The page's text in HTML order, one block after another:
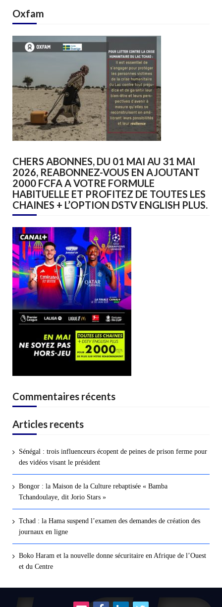
Oxfam
CHERS ABONNES, DU 01 MAI AU 31 MAI
2026, REABONNEZ-VOUS EN AJOUTANT
2000 FCFA A VOTRE FORMULE
HABITUELLE ET PROFITEZ DE TOUTES LES
CHAINES + L’OPTION DSTV ENGLISH PLUS.
Commentaires récents
Articles recents
Sénégal : trois influenceurs écopent de peines de prison ferme pour
des vidéos visant le président
Bongor : la Maison de la Culture rebaptisée « Bamba
Tchandoulaye, dit Jorio Stars »
Tchad : la Hama suspend l’examen des demandes de création des
journaux en ligne
Boko Haram et la nouvelle donne sécuritaire en Afrique de l’Ouest
et du Centre